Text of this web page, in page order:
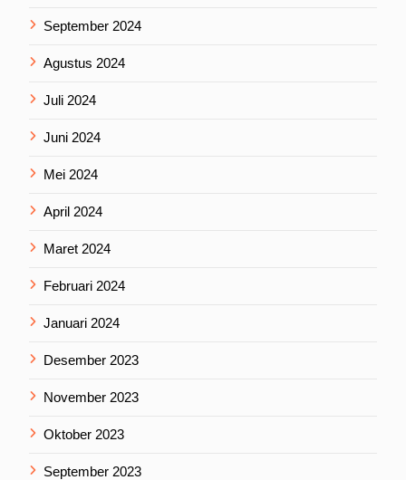
September 2024
Agustus 2024
Juli 2024
Juni 2024
Mei 2024
April 2024
Maret 2024
Februari 2024
Januari 2024
Desember 2023
November 2023
Oktober 2023
September 2023